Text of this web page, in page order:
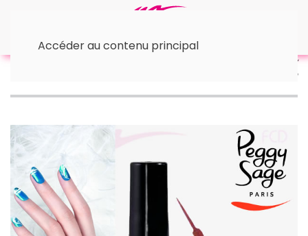
Accéder au contenu principal